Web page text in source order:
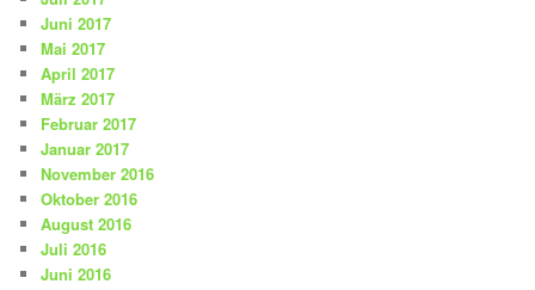
Juni 2017
Mai 2017
April 2017
März 2017
Februar 2017
Januar 2017
November 2016
Oktober 2016
August 2016
Juli 2016
Juni 2016